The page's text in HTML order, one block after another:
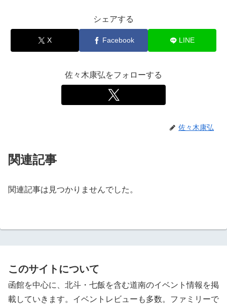
シェアする
X Facebook LINE
佐々木康弘をフォローする
佐々木康弘
関連記事
関連記事は見つかりませんでした。
このサイトについて
函館を中心に、北斗・七飯を含む道南のイベント情報を掲
載していきます。イベントレビューも多数。ファミリーで